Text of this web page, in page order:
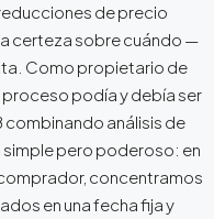
de precio
certeza sobre cuándo —
Como propietario de
proceso podía y debía ser
análisis de
pero poderoso: en
concentramos
en una fecha fija y